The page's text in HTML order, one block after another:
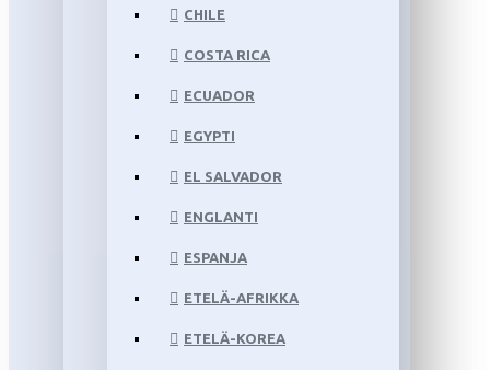
CHILE
COSTA RICA
ECUADOR
EGYPTI
EL SALVADOR
ENGLANTI
ESPANJA
ETELÄ-AFRIKKA
ETELÄ-KOREA